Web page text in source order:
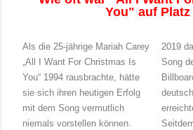
You" auf Platz
Als die 25-jährige Mariah Carey
„All I Want For Christmas Is
You“ 1994 rausbrachte, hätte
sie sich ihren heutigen Erfolg
mit dem Song vermutlich
niemals vorstellen können.
2019
Song